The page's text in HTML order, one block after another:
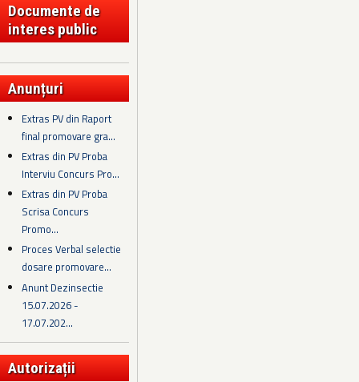
Documente de
interes public
Anunțuri
Extras PV din Raport
final promovare gra...
Extras din PV Proba
Interviu Concurs Pro...
Extras din PV Proba
Scrisa Concurs
Promo...
Proces Verbal selectie
dosare promovare...
Anunt Dezinsectie
15.07.2026 -
17.07.202...
Autorizații